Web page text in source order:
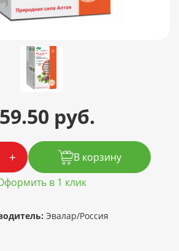
руб.
+
В корзину
в 1 клик
Эвалар/Россия